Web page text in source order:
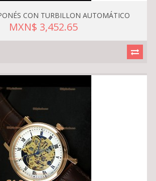
CON TURBILLON AUTOMÁTICO
MXN$ 3,452.65